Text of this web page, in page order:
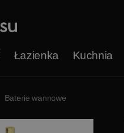
Łazienka Kuchnia
Baterie wannowe